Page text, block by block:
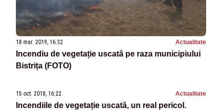
18 mar. 2019, 16:32 Actualitate
Incendiu de vegetație uscată pe raza municipiului
Bistrița (FOTO)
15 oct. 2018, 16:22 Actualitate
Incendiile de vegetație uscată, un real pericol.